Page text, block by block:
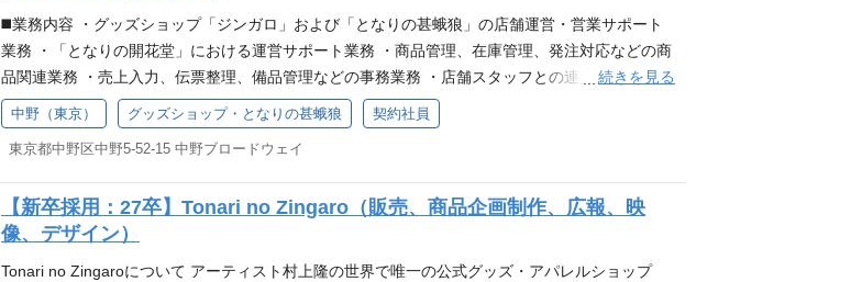
優遇 ④映像スタッフ ・公式HPやSNS（Instagram、twitter、TikTok）用の写真や動画撮影・編集
・店内モニター用映像作成 ⑤デザインスタッフ ・グッズ・アパレルの企画およびデザイン ・店
舗やイベントの告知やフライヤーのデザイン Illustrator、Photoshopスキル優遇 ▼デザインスタッ
・基本的なPCスキル ・Adobe（Illustrator／Photoshop／Premiere Pro）の使用経験（志望職種に
よる） ・動画編集のご経験（志望職種による） ＜歓迎スキル＞ ・アパレルでの販売経験（1年以
とりながら仕事に取り組みたい方 ・ホスピタリティにあふれお客様と関係性を築ける方 ・責任感
をもって仕事に取り組める方 ・素直で臨機応変に対応できる方
◼️業務内容 ・グッズショップ「ジンガロ」および「となりの甚蛾狼」の店舗運営・営業サポート
業務 ・「となりの開花堂」における運営サポート業務 ・商品管理、在庫管理、発注対応などの商
品関連業務 ・売上入力、伝票整理、備品管理などの事務業務 ・店舗スタッフとの連携およびスケ
ジュール調整 ・イベントや新商品販売時の運営補助 ・電話、メール対応などの各種問い合わせ対
応 ・開花堂のお菓子の梱包などの軽作業 ・店舗運営に関わる業務全般
続きを見る
中野（東京） グッズショップ・となりの甚蛾狼 契約社員
東京都中野区中野5-52-15 中野ブロードウェイ
【新卒採用：27卒】Tonari no Zingaro（販売、商品企画制作、広報、映
像、デザイン）
Tonari no Zingaroについて アーティスト村上隆の世界で唯一の公式グッズ・アパレルショップ